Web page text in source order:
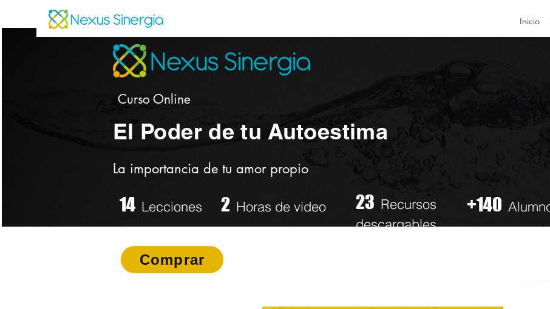
Inicio
Curso Online
El Poder de tu Autoestima
La importancia de tu amor propio
14 Lecciones 2 Horas de video 23 Recursos
descargables
+140
Comprar